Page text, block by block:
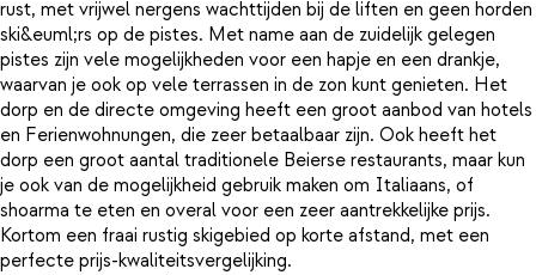
rust, met vrijwel nergens wachttijden bij de liften en geen horden
ski&euml;rs op de pistes. Met name aan de zuidelijk gelegen
pistes zijn vele mogelijkheden voor een hapje en een drankje,
waarvan je ook op vele terrassen in de zon kunt genieten. Het
dorp en de directe omgeving heeft een groot aanbod van hotels
en Ferienwohnungen, die zeer betaalbaar zijn. Ook heeft het
dorp een groot aantal traditionele Beierse restaurants, maar kun
je ook van de mogelijkheid gebruik maken om Italiaans, of
shoarma te eten en overal voor een zeer aantrekkelijke prijs.
Kortom een fraai rustig skigebied op korte afstand, met een
perfecte prijs-kwaliteitsvergelijking.